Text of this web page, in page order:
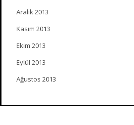
Aralık 2013
Kasım 2013
Ekim 2013
Eylül 2013
Ağustos 2013